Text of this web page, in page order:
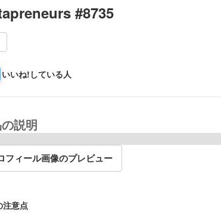
#8735
いいね!している人
説明
フィール画像のプレビュー
注意点